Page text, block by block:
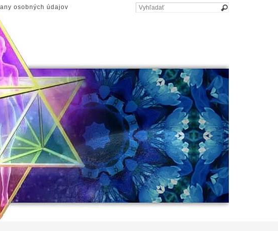
osobných údajov